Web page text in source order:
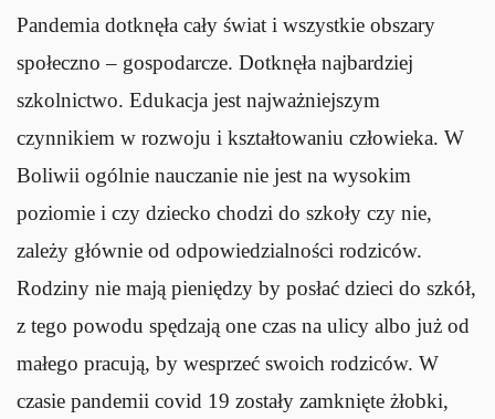
Pandemia dotknęła cały świat i wszystkie obszary
społeczno – gospodarcze. Dotknęła najbardziej
szkolnictwo. Edukacja jest najważniejszym
czynnikiem w rozwoju i kształtowaniu człowieka. W
Boliwii ogólnie nauczanie nie jest na wysokim
poziomie i czy dziecko chodzi do szkoły czy nie,
zależy głównie od odpowiedzialności rodziców.
Rodziny nie mają pieniędzy by posłać dzieci do szkół,
z tego powodu spędzają one czas na ulicy albo już od
małego pracują, by wesprzeć swoich rodziców. W
czasie pandemii covid 19 zostały zamknięte żłobki,